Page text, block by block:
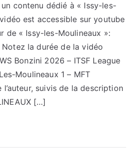
contenu dédié à « Issy-les-
est accessible sur youtube
de « Issy-les-Moulineaux »:
la durée de la vidéo
Bonzini 2026 – ITSF League
Moulineaux 1 – MFT
suivis de la description
[…]